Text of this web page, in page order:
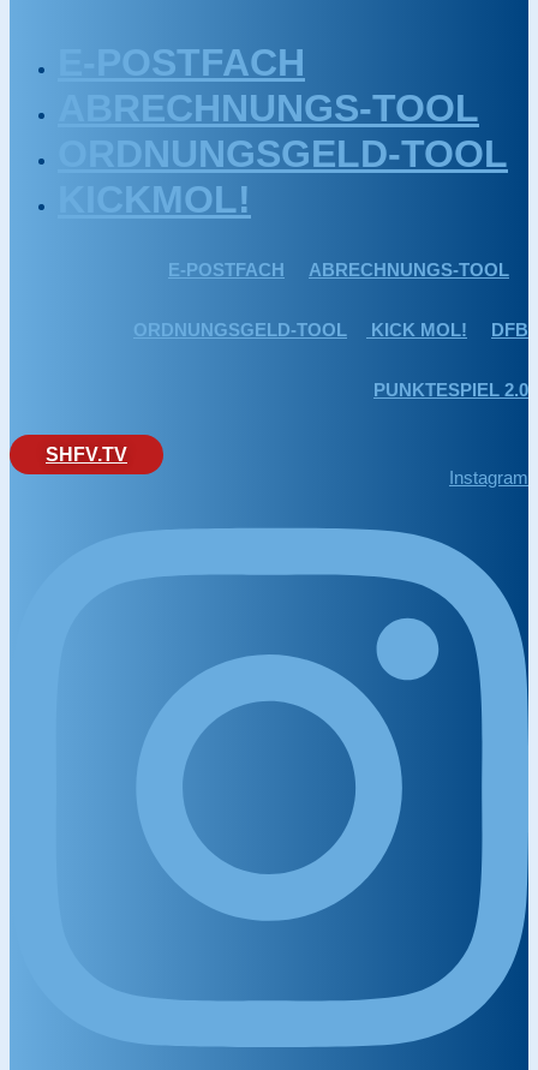
E-POSTFACH
ABRECHNUNGS-TOOL
ORDNUNGSGELD-TOOL
KICKMOL!
E-POSTFACH ABRECHNUNGS-TOOL
ORDNUNGSGELD-TOOL KICK MOL! DFB
PUNKTESPIEL 2.0
SHFV.TV
Instagram